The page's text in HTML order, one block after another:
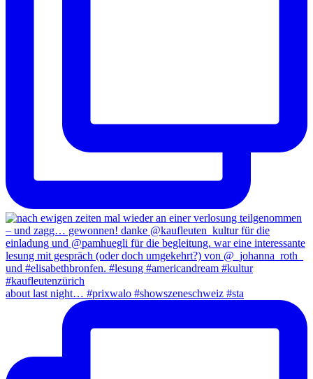
about last night… #prixwalo #showszeneschweiz #sta